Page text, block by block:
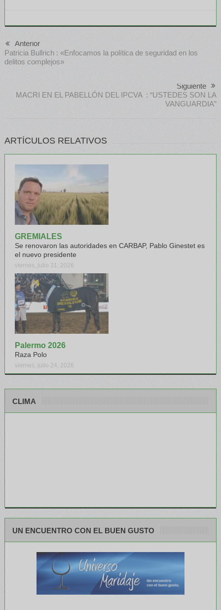
Anterior
Patricia Bullrich : «Enfocamos la política de seguridad en los
delitos complejos»
Siguiente
MACRI EN EL PABELLÓN DEL IPCVA : “USTEDES SON LA
VANGUARDIA”
ARTÍCULOS RELATIVOS
GREMIALES
Se renovaron las autoridades en CARBAP, Pablo Ginestet es
el nuevo presidente
viernes, julio 31, 2026
Palermo 2026
Raza Polo
viernes, julio 24, 2026
CLIMA
UN ENCUENTRO CON EL BUEN GUSTO